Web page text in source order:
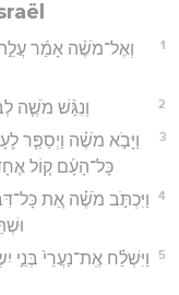
1
וְאֶל־מֹשֶׁ֨ה אָמַ֜ר עֲלֵ֣ה
2 וְנִגַּ֨שׁ מֹשֶׁ֤ה
3
וַיָּבֹ֣א מֹשֶׁ֗ה וַיְסַפֵּ֤ר
כָּל־הָעָ֜ם ק֤וֹל
4
וַיִּכְתֹּ֣ב מֹשֶׁ֗ה אֵ֚ת
5
וַיִּשְׁלַ֗ח אֶֽת־נַעֲרֵי֙ בְּנֵ֣י